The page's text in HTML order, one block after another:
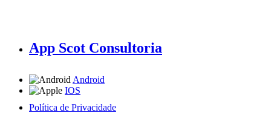
App Scot Consultoria
Android
IOS
Política de Privacidade